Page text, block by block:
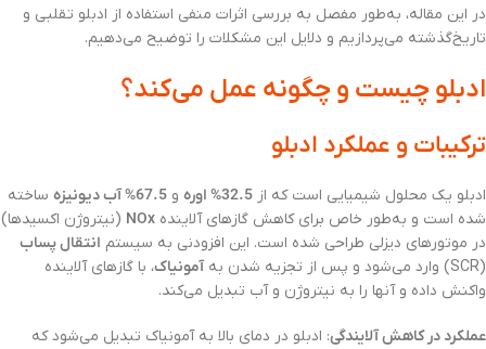
در این مقاله، به‌طور مفصل به بررسی اثرات منفی استفاده از ادبلو تقلبی و
تاریخ‌گذشته می‌پردازیم و دلایل این مشکلات را توضیح می‌دهیم.
ادبلو چیست و چگونه عمل می‌کند؟
ترکیبات و عملکرد ادبلو
ادبلو یک محلول شیمیایی است که از 32.5% اوره و 67.5% آب دیونیزه
ساخته
شده است و به‌طور خاص برای کاهش گازهای آلاینده NOx (نیتروژن اکسیدها)
در موتورهای دیزلی طراحی شده است. این افزودنی به سیستم انتقال پساب
(SCR) وارد می‌شود و پس از تجزیه شدن به
آمونیاک، با گازهای آلاینده
واکنش داده و آنها را به نیتروژن و آب تبدیل می‌کند.
عملکرد در کاهش آلایندگی: ادبلو در دمای بالا به آمونیاک تبدیل می‌شود که